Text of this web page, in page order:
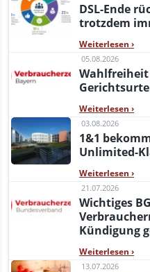
DSL-Ende
trotzdem
Weiterlesen ›
05.08.2026
Wahlfreiheit
Weiterlesen ›
03.08.2026
1&1
Unlimited-
Weiterlesen ›
21.07.2026
Wichtiges
Kündigung
Weiterlesen ›
13.07.2026